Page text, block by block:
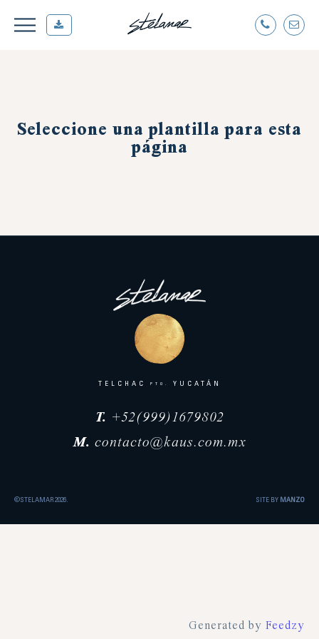
Seleccione una plantilla para esta
página
TELCHAC PTO. YUCATÁN
T. +52(999)1679802
M. contacto@kaus.com.mx
©STELAMAR 2026. SITE BY MANZO
Generated by Feedzy